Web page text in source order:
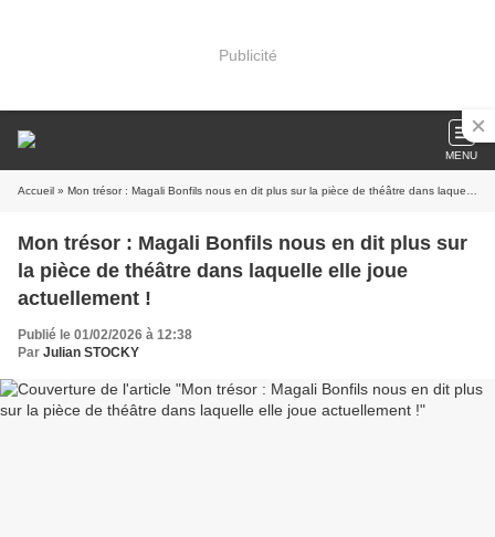
Publicité
MENU
Accueil » Mon trésor : Magali Bonfils nous en dit plus sur la pièce de théâtre dans laquelle elle joue actuellement !
Mon trésor : Magali Bonfils nous en dit plus sur
la pièce de théâtre dans laquelle elle joue
actuellement !
Publié le 01/02/2026 à 12:38
Par Julian STOCKY